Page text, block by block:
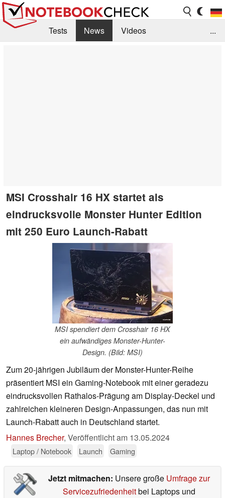
Tests News
Videos
...
MSI Crosshair 16 HX startet als
eindrucksvolle Monster Hunter Edition
mit 250 Euro Launch-Rabatt
MSI spendiert dem Crosshair 16 HX
ein aufwändiges Monster-Hunter-
Design. (Bild: MSI)
Zum 20-jährigen Jubiläum der Monster-Hunter-Reihe
präsentiert MSI ein Gaming-Notebook mit einer geradezu
eindrucksvollen Rathalos-Prägung am Display-Deckel und
zahlreichen kleineren Design-Anpassungen, das nun mit
Launch-Rabatt auch in Deutschland startet.
Hannes Brecher, Veröffentlicht am 13.05.2024
Laptop / Notebook Launch Gaming
Jetzt mitmachen: Unsere große Umfrage zur
Servicezufriedenheitbei Laptops und